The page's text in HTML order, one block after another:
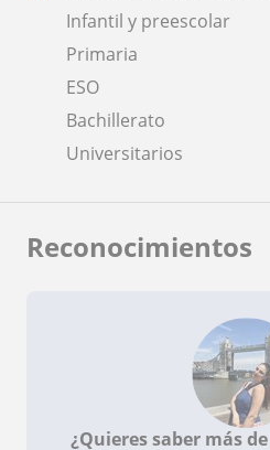
Infantil y preescolar
Primaria
ESO
Bachillerato
Universitarios
Reconocimientos
¿Quieres saber más